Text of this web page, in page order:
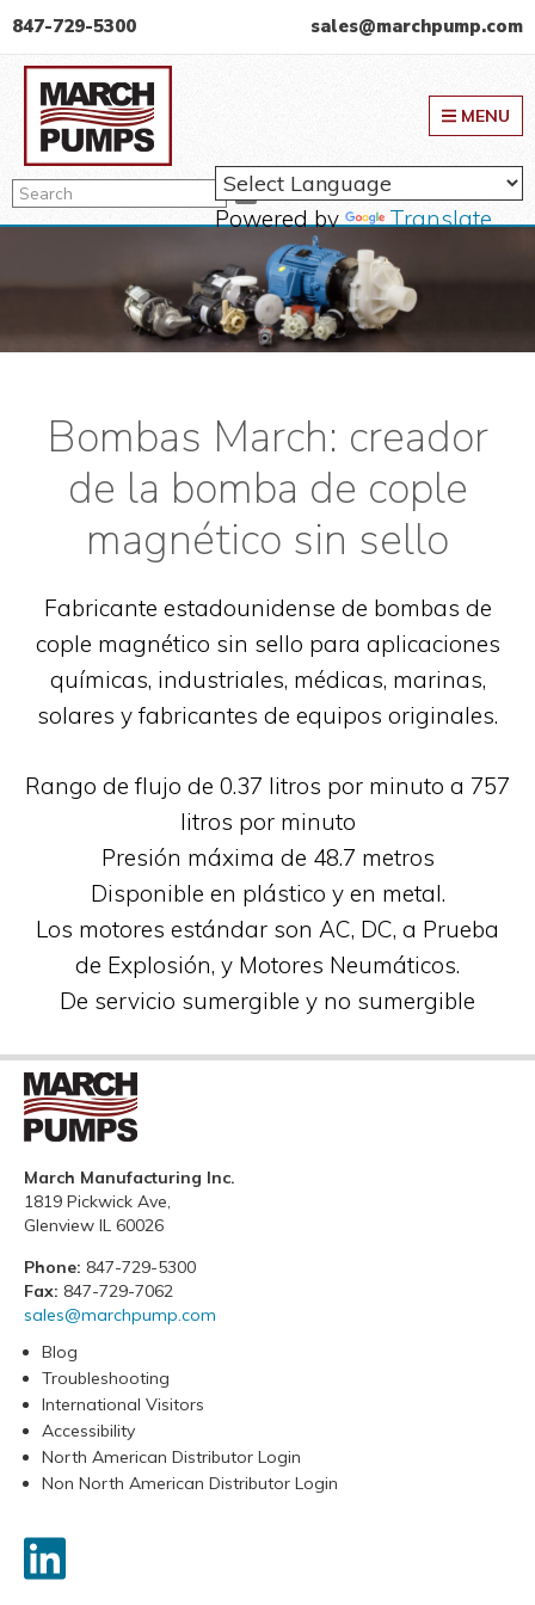
Skip
to
primary
navigation
Skip
to
main
content
Skip
to
primary
sidebar
847-729-5300 sales@marchpump.com
Search Search
Powered by Translate
MENU
Bombas March: creador
de la bomba de cople
magnético sin sello
Fabricante estadounidense de bombas de
cople magnético sin sello para aplicaciones
químicas, industriales, médicas, marinas,
solares y fabricantes de equipos originales.
Rango de flujo de 0.37 litros por minuto a 757
litros por minuto
Presión máxima de 48.7 metros
Disponible en plástico y en metal.
Los motores estándar son AC, DC, a Prueba
de Explosión, y Motores Neumáticos.
De servicio sumergible y no sumergible
March Manufacturing Inc.
1819 Pickwick Ave,
Glenview IL 60026
Phone: 847-729-5300
Fax: 847-729-7062
sales@marchpump.com
Blog
Troubleshooting
International Visitors
Accessibility
North American Distributor Login
Non North American Distributor Login